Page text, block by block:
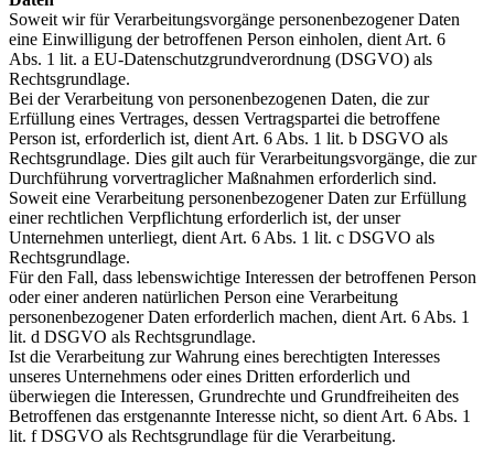
Soweit wir für Verarbeitungsvorgänge personenbezogener Daten
eine Einwilligung der betroffenen Person einholen, dient Art. 6
Abs. 1 lit. a EU-Datenschutzgrundverordnung (DSGVO) als
Rechtsgrundlage.
Bei der Verarbeitung von personenbezogenen Daten, die zur
Erfüllung eines Vertrages, dessen Vertragspartei die betroffene
Person ist, erforderlich ist, dient Art. 6 Abs. 1 lit. b DSGVO als
Rechtsgrundlage. Dies gilt auch für Verarbeitungsvorgänge, die zur
Durchführung vorvertraglicher Maßnahmen erforderlich sind.
Soweit eine Verarbeitung personenbezogener Daten zur Erfüllung
einer rechtlichen Verpflichtung erforderlich ist, der unser
Unternehmen unterliegt, dient Art. 6 Abs. 1 lit. c DSGVO als
Rechtsgrundlage.
Für den Fall, dass lebenswichtige Interessen der betroffenen Person
oder einer anderen natürlichen Person eine Verarbeitung
personenbezogener Daten erforderlich machen, dient Art. 6 Abs. 1
lit. d DSGVO als Rechtsgrundlage.
Ist die Verarbeitung zur Wahrung eines berechtigten Interesses
unseres Unternehmens oder eines Dritten erforderlich und
überwiegen die Interessen, Grundrechte und Grundfreiheiten des
Betroffenen das erstgenannte Interesse nicht, so dient Art. 6 Abs. 1
lit. f DSGVO als Rechtsgrundlage für die Verarbeitung.